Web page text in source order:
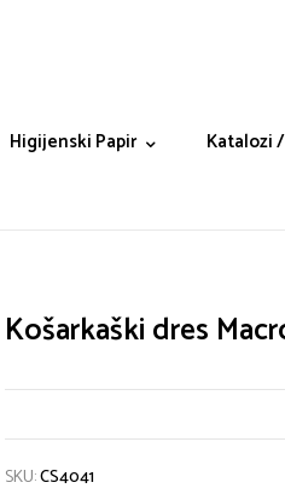
Higijenski Papir Katalozi
Košarkaški dres
SKU:CS4041